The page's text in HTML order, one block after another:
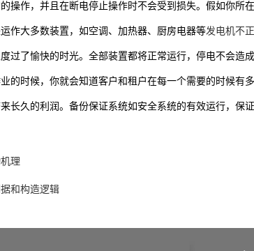
操作，并且在断电停止操作时不会受到损失。假如你所
作大多数装置，如空调、加热器、厨房电器等发电机不
过了愉快的时光。全部装置都将正常运行，停电不会造成
的时候，你就会知道客户和租户在每一个需要的时候有
长久的利润。备份保证系统如安全系统的有效运行，保证
理
和构造逻辑